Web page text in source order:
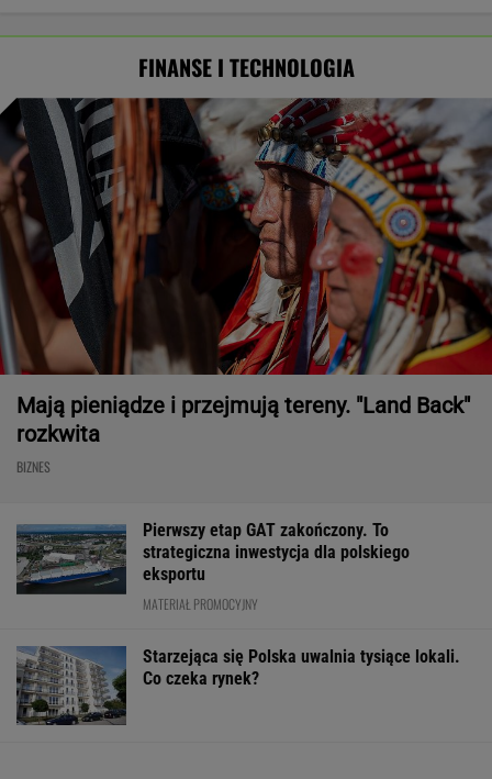
FINANSE I TECHNOLOGIA
Mają pieniądze i przejmują tereny. "Land Back"
rozkwita
BIZNES
Pierwszy etap GAT zakończony. To
strategiczna inwestycja dla polskiego
eksportu
MATERIAŁ PROMOCYJNY
Starzejąca się Polska uwalnia tysiące lokali.
Co czeka rynek?